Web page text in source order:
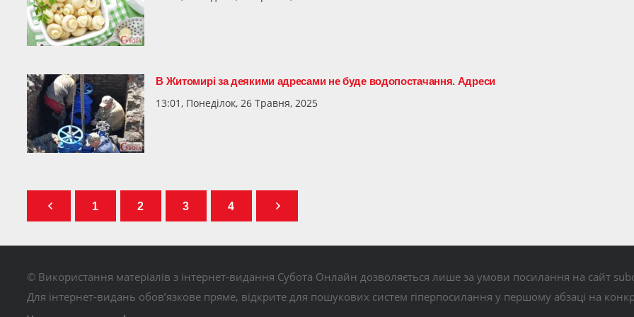
В Житомирі за деякими адресами не буде водопостачання. Адреси
13:01, Понеділок, 26 Травня, 2025
1 2 3 4
© Використання матеріалів з інтернет-видання Субота Онлайн дозволяється лише за умови посилання на сайт
Для інтернет-видань обов’язкове пряме, відкрите для пошукових систем гіперпосилання у першому абзаці на